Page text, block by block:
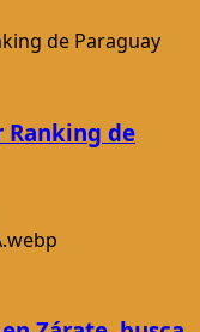
Ranking de